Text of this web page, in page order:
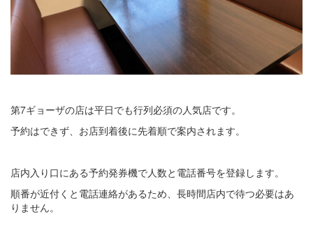
第7ギョーザの店は平日でも行列必須の人気店です。
予約はできず、お店到着後に先着順で案内されます。
店内入り口にある予約発券機で人数と電話番号を登録します。
順番が近付くと電話連絡があるため、長時間店内で待つ必要はあ
りません。